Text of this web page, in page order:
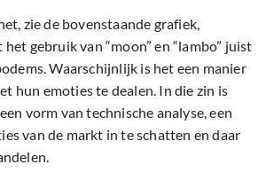
zie de bovenstaande grafiek,
gebruik van “moon” en “lambo” juist
Waarschijnlijk is het een manier
hun emoties te dealen. In die zin is
vorm van technische analyse, een
van de markt in te schatten en daar